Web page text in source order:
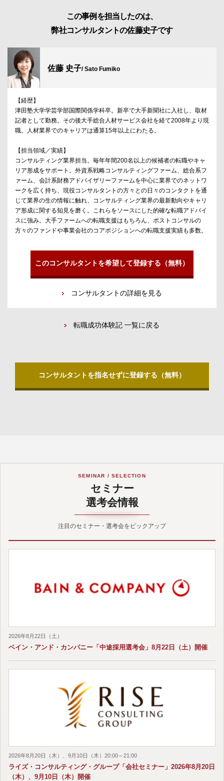
この事例を担当したのは、
弊社コンサルタントの佐藤史子です
佐藤 史子/ Sato Fumiko
【経歴】
津田塾大学学芸学部国際関係学科卒。新卒で大手新聞社に入社し、取材
記者として勤務。その後大手総合人材サービス会社を経て2008年より現
職。人材業界でのキャリアは通算15年以上にわたる。
【担当領域／実績】
コンサルティング業界担当。毎年年間200名以上の候補者の転職やキャ
リア形成をサポート。外資系戦略コンサルティングファーム、総合系フ
ァーム、会計系財務アドバイザリーファームを中心に業界でのネットワ
ークを広く持ち、現役コンサルタントの方々との日々のコンタクトを通
じて業界の生の情報に触れ、コンサルティング業界の最新動向やキャリ
ア形成に関する知見を磨く。これらをソースにした的確な転職アドバイ
スに強み。大手ファームへの転職支援はもちろん、ポストコンサルの
方々のファンドや事業会社のコアポジションへの転職支援実績も多数。
このコンサルタントを希望して登録する（無料）
コンサルタントの詳細を見る
転職成功体験記 一覧に戻る
コンサルタントを指名せずに登録する（無料）
SEMINAR / SELECTION
セミナー
選考会情報
注目のセミナー・選考会をピックアップ
2026年8月22日（土）
ベイン・アンド・カンパニー「中途採用選考会」8月22日（土）開催
2026年8月20日（木）、9月10日（木）20:00～21:00
ライズ・コンサルティング・グループ「会社セミナー」2026年8月20日
（木）、9月10日（木）開催